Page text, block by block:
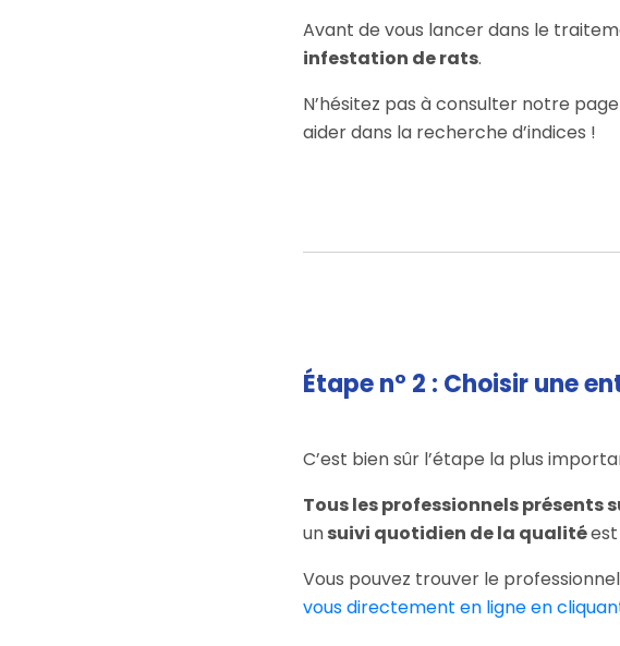
Avant de vous lancer dans le
infestation de rats.
N’hésitez pas à consulter notre
aider dans la recherche d’indices !
Étape n° 2 : Choisir une
C’est bien sûr l’étape la plus
Tous les professionnels
unsuivi quotidien de la qualité
Vous pouvez trouver le
vous directement en ligne en